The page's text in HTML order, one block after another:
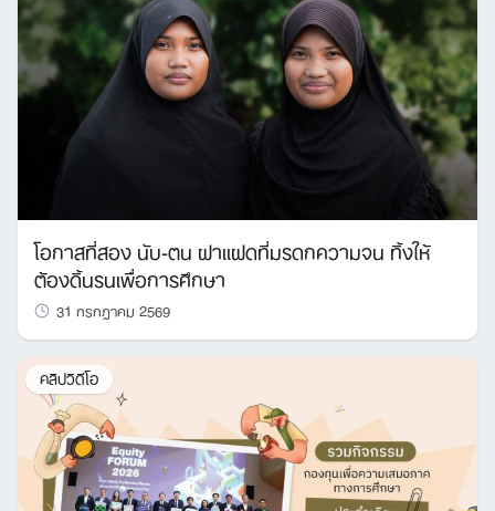
โอกาสที่สอง นับ-ตน ฝาแฝดที่มรดกความจน ทิ้งให้
ต้องดิ้นรนเพื่อการศึกษา
31 กรกฎาคม 2569
คลิปวิดีโอ